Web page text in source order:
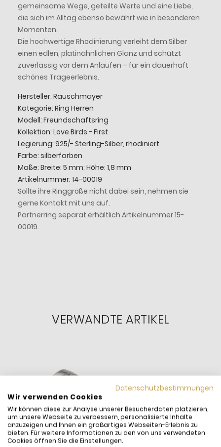
gemeinsame Wege, geteilte Werte und eine Liebe,
die sich im Alltag ebenso bewährt wie in besonderen
Momenten.
Die hochwertige Rhodinierung verleiht dem Silber
einen edlen, platinähnlichen Glanz und schützt
zuverlässig vor dem Anlaufen – für ein dauerhaft
schönes Trageerlebnis.
Hersteller: Rauschmayer
Kategorie: Ring Herren
Modell: Freundschaftsring
Kollektion: Love Birds - First
Legierung: 925/- Sterling-Silber, rhodiniert
Farbe: silberfarben
Maße: Breite: 5 mm; Höhe: 1,8 mm
Artikelnummer: 14-00019
Sollte ihre Ringgröße nicht dabei sein, nehmen sie
gerne Kontakt mit uns auf.
Partnerring separat erhältlich Artikelnummer 15-
00019.
VERWANDTE ARTIKEL
Datenschutzbestimmungen
Wir verwenden Cookies
Wir können diese zur Analyse unserer Besucherdaten platzieren,
um unsere Webseite zu verbessern, personalisierte Inhalte
anzuzeigen und Ihnen ein großartiges Webseiten-Erlebnis zu
bieten. Für weitere Informationen zu den von uns verwendeten
Cookies öffnen Sie die Einstellungen.